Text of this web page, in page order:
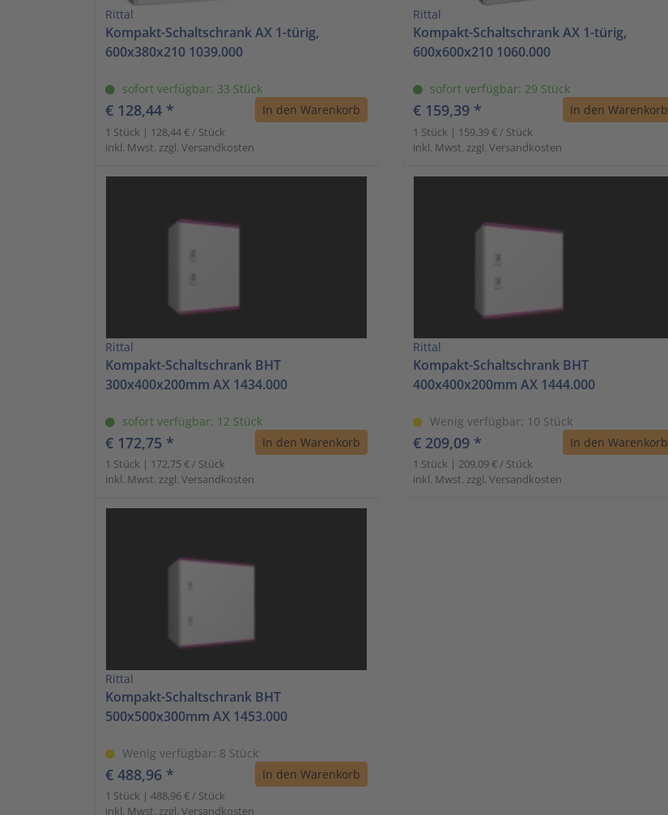
Rittal
Kompakt-Schaltschrank AX 1-türig,
600x380x210 1039.000
sofort verfügbar: 33 Stück
€ 128,44 * In den Warenkorb
1 Stück | 128,44 € / Stück
inkl. Mwst. zzgl. Versandkosten
Rittal
Kompakt-Schaltschrank AX 1-türig,
600x600x210 1060.000
sofort verfügbar: 29 Stück
€ 159,39 * In den Warenkorb
1 Stück | 159,39 € / Stück
inkl. Mwst. zzgl. Versandkosten
Rittal
Kompakt-Schaltschrank BHT
300x400x200mm AX 1434.000
sofort verfügbar: 12 Stück
€ 172,75 * In den Warenkorb
1 Stück | 172,75 € / Stück
inkl. Mwst. zzgl. Versandkosten
Rittal
Kompakt-Schaltschrank BHT
400x400x200mm AX 1444.000
Wenig verfügbar: 10 Stück
€ 209,09 * In den Warenkorb
1 Stück | 209,09 € / Stück
inkl. Mwst. zzgl. Versandkosten
Rittal
Kompakt-Schaltschrank BHT
500x500x300mm AX 1453.000
Wenig verfügbar: 8 Stück
€ 488,96 * In den Warenkorb
1 Stück | 488,96 € / Stück
inkl. Mwst. zzgl. Versandkosten